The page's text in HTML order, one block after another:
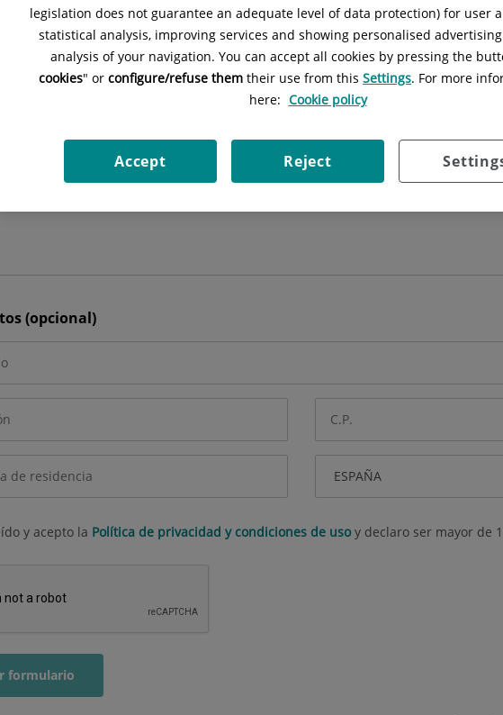
(opcional)
y acepto la Política de privacidad y condiciones de usoy declaro ser mayor de
legislation does not guarantee an adequate level of data protection) for user
statistical analysis, improving services and showing personalised
analysis of your navigation. You can accept all cookies by pressing the
cookies" or configure/refuse them their use from this Settings. For more
here: Cookie policy
Reject
Accept